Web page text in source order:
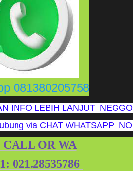
081380205758
INFO LEBIH LANJUT
via CHAT WHATSAPP
CALL OR WA
021.28535786